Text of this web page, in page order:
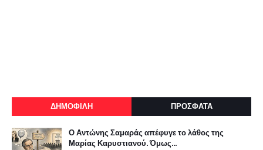
ΔΗΜΟΦΙΛΗ ΠΡΟΣΦΑΤΑ
Ο Αντώνης Σαμαράς απέφυγε το λάθος της
Μαρίας Καρυστιανού. Όμως...